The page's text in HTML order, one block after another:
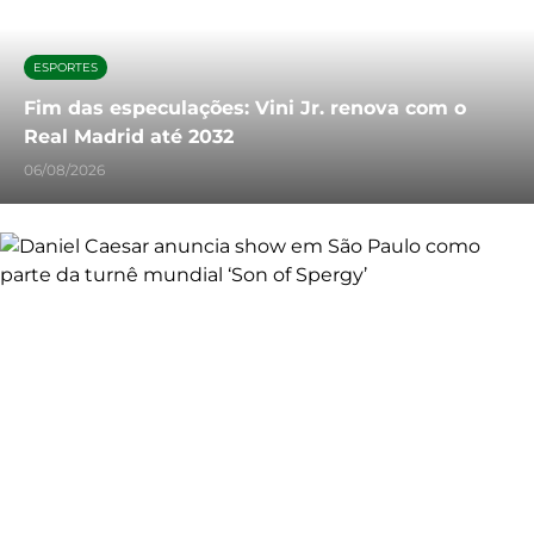
ESPORTES
Fim das especulações: Vini Jr. renova com o
Real Madrid até 2032
06/08/2026